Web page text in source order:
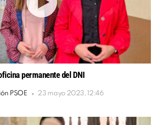
permanente del DNI
PSOE 23 mayo 2023, 12:46